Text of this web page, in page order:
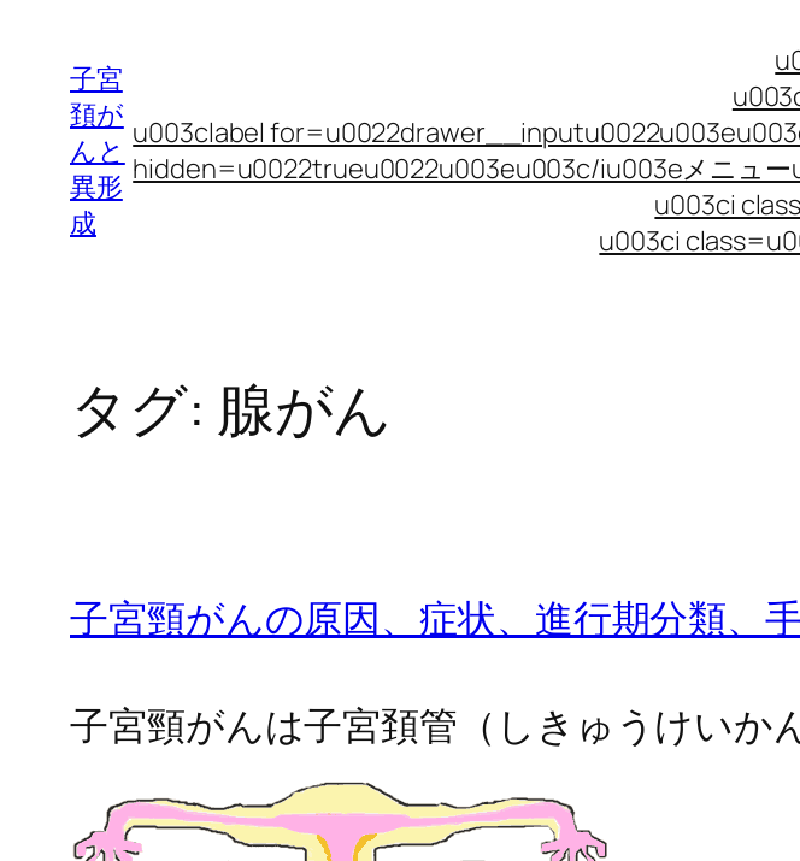
子宮
頚が
んと
異形
成
u003clabel
hidden=u0022trueu0022u003eu003c/iu003eメニュ
u003ci
u003ci
タグ: 腺がん
子宮頸がんの原因、症状、進行期分類、
子宮頸がんは子宮頚管（しきゅうけいか